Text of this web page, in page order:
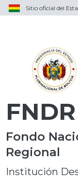
Sitio oficial del
FNDR
Fondo
Regional
Institución